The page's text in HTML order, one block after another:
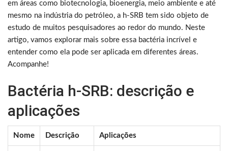
em áreas como biotecnologia, bioenergia, meio ambiente e até
mesmo na indústria do petróleo, a h-SRB tem sido objeto de
estudo de muitos pesquisadores ao redor do mundo. Neste
artigo, vamos explorar mais sobre essa bactéria incrível e
entender como ela pode ser aplicada em diferentes áreas.
Acompanhe!
Bactéria h-SRB: descrição e
aplicações
Nome Descrição Aplicações